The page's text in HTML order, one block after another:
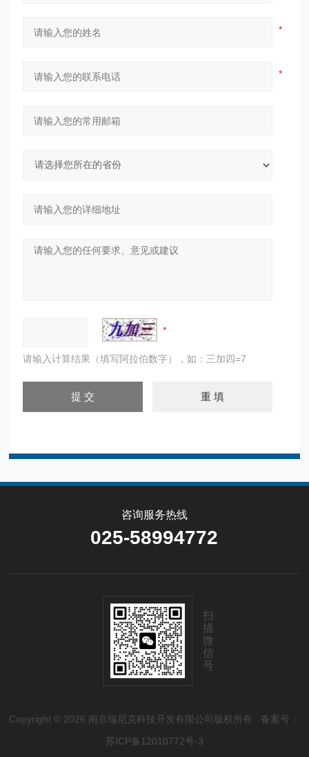
请输入计算结果（填写阿拉伯数字），如：三加四=7
咨询服务热线
025-58994772
扫
描
微
信
号
Copyright © 2026 南京瑞尼克科技开发有限公司版权所有 备案号：
苏ICP备12010772号-3